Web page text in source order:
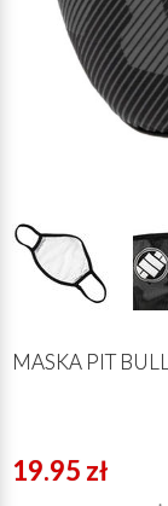
MASKA PIT
19.95 zł